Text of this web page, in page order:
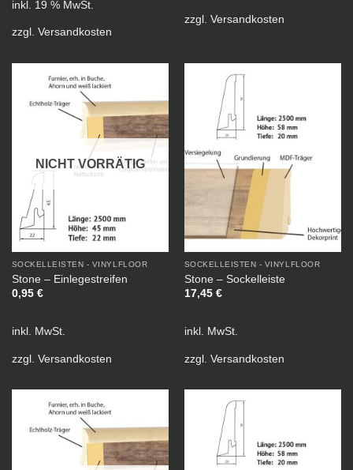
inkl. 19 % MwSt.
zzgl. Versandkosten
zzgl. Versandkosten
NICHT VORRÄTIG
SOCKELLEISTEN - VINYLFLOOR
Stone – Einlegestreifen
0,95 €
inkl. MwSt.
zzgl. Versandkosten
SOCKELLEISTEN - VINYLFLOOR
Stone – Sockelleiste
17,45 €
inkl. MwSt.
zzgl. Versandkosten